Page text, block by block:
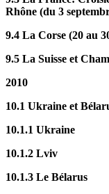
Rhône (du 3
9.4 La Corse (20 au
9.5 La Suisse et
2010
10.1 Ukraine et
10.1.1 Ukraine
10.1.2 Lviv
10.1.3 Le Bélarus